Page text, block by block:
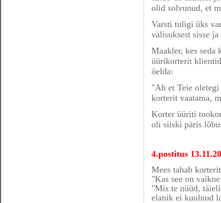
olid solvunud, et
Varsti tuligi üks
välisuksest sisse
Maakler, kes seda
üürikorterit
öelda:
"Ah et Teie
korterit vaatama,
Korter üüriti
oli siiski päris
4.postitus
Mees tahab
"Kas see on
"Mis te nüüd,
elanik ei kuulnud